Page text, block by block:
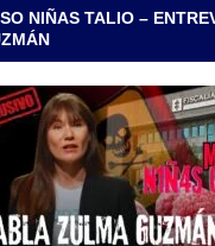
NIÑAS TALIO –